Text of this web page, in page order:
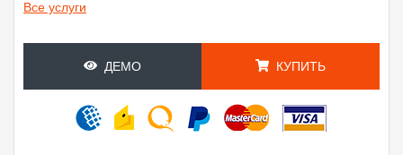
Все услуги
ДЕМО КУПИТЬ